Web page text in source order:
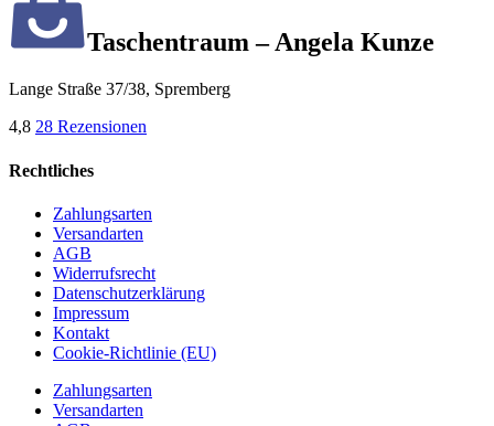
Taschentraum – Angela Kunze
Lange Straße 37/38, Spremberg
4,8 28 Rezensionen
Rechtliches
Zahlungsarten
Versandarten
AGB
Widerrufsrecht
Datenschutzerklärung
Impressum
Kontakt
Cookie-Richtlinie (EU)
Zahlungsarten
Versandarten